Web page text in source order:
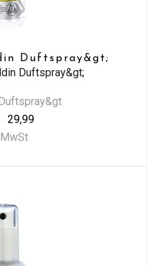
Duftspray&gt;
Duftspray&gt;
29,99